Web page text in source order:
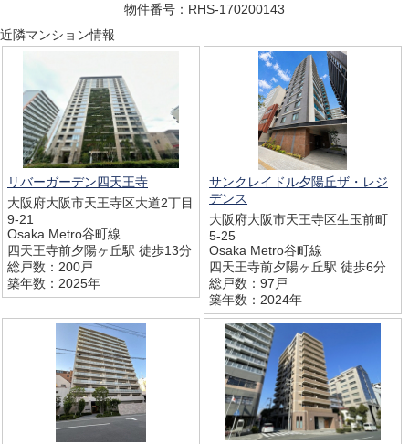
物件番号：RHS-170200143
近隣マンション情報
リバーガーデン四天王寺
大阪府大阪市天王寺区大道2丁目
9-21
Osaka Metro谷町線
四天王寺前夕陽ヶ丘駅 徒歩13分
総戸数：200戸
築年数：2025年
サンクレイドル夕陽丘ザ・レジ
デンス
大阪府大阪市天王寺区生玉前町
5-25
Osaka Metro谷町線
四天王寺前夕陽ヶ丘駅 徒歩6分
総戸数：97戸
築年数：2024年